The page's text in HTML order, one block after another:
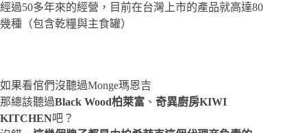
經過50多年來的經營，目前在台灣上市的產品就高達80
幾種（包含乾糧與主食罐）
如果看倌們沒聽過Monge瑪恩吉
那總該聽過Black Wood柏萊富 、 奇異廚房KIWI
KITCHEN吧？